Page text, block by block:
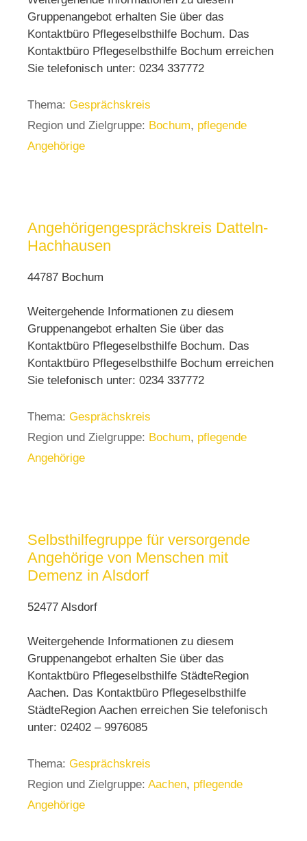
Gruppenangebot erhalten Sie über das
Kontaktbüro Pflegeselbsthilfe Bochum. Das
Kontaktbüro Pflegeselbsthilfe Bochum erreichen
Sie telefonisch unter: 0234 337772
Thema: Gesprächskreis
Region und Zielgruppe: Bochum, pflegende
Angehörige
Angehörigengesprächskreis Datteln-
Hachhausen
44787 Bochum
Weitergehende Informationen zu diesem
Gruppenangebot erhalten Sie über das
Kontaktbüro Pflegeselbsthilfe Bochum. Das
Kontaktbüro Pflegeselbsthilfe Bochum erreichen
Sie telefonisch unter: 0234 337772
Thema: Gesprächskreis
Region und Zielgruppe: Bochum, pflegende
Angehörige
Selbsthilfegruppe für versorgende
Angehörige von Menschen mit
Demenz in Alsdorf
52477 Alsdorf
Weitergehende Informationen zu diesem
Gruppenangebot erhalten Sie über das
Kontaktbüro Pflegeselbsthilfe StädteRegion
Aachen. Das Kontaktbüro Pflegeselbsthilfe
StädteRegion Aachen erreichen Sie telefonisch
unter: 02402 – 9976085
Thema: Gesprächskreis
Region und Zielgruppe: Aachen, pflegende
Angehörige